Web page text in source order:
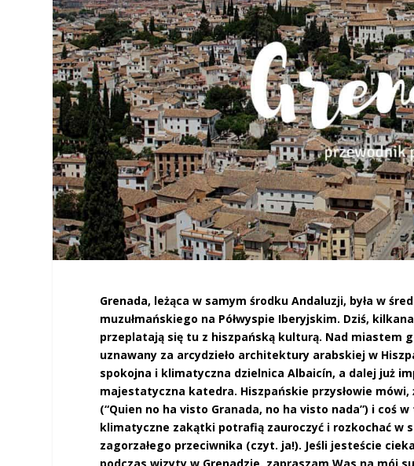
Grenada, leżąca w samym środku Andaluzji, była w
muzułmańskiego na Półwyspie Iberyjskim. Dziś,
przeplatają się tu z hiszpańską kulturą. Nad miastem
uznawany za arcydzieło architektury arabskiej w
spokojna i klimatyczna dzielnica Albaicín, a dalej już
majestatyczna katedra. Hiszpańskie przysłowie mówi,
(“Quien no ha visto Granada, no ha visto nada”) i coś
klimatyczne zakątki potrafią zauroczyć i rozkochać w
zagorzałego przeciwnika (czyt. ja!). Jeśli jesteście
podczas wizyty w Grenadzie, zapraszam Was na mój